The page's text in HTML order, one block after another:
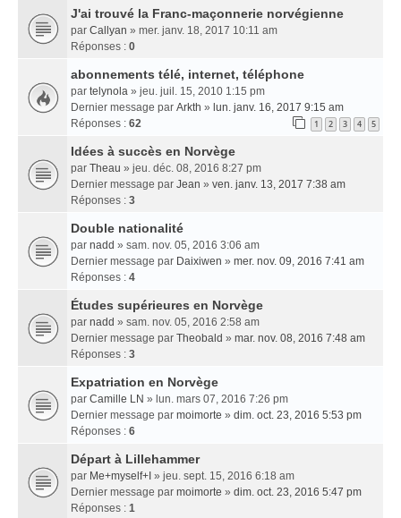
J'ai trouvé la Franc-maçonnerie norvégienne
par Callyan » mer. janv. 18, 2017 10:11 am
Réponses : 0
abonnements télé, internet, téléphone
par telynola » jeu. juil. 15, 2010 1:15 pm
Dernier message par Arkth » lun. janv. 16, 2017 9:15 am
Réponses : 62 1 2 3 4 5
Idées à succès en Norvège
par Theau » jeu. déc. 08, 2016 8:27 pm
Dernier message par Jean » ven. janv. 13, 2017 7:38 am
Réponses : 3
Double nationalité
par nadd » sam. nov. 05, 2016 3:06 am
Dernier message par Daixiwen » mer. nov. 09, 2016 7:41 am
Réponses : 4
Études supérieures en Norvège
par nadd » sam. nov. 05, 2016 2:58 am
Dernier message par Theobald » mar. nov. 08, 2016 7:48 am
Réponses : 3
Expatriation en Norvège
par Camille LN » lun. mars 07, 2016 7:26 pm
Dernier message par moimorte » dim. oct. 23, 2016 5:53 pm
Réponses : 6
Départ à Lillehammer
par Me+myself+I » jeu. sept. 15, 2016 6:18 am
Dernier message par moimorte » dim. oct. 23, 2016 5:47 pm
Réponses : 1